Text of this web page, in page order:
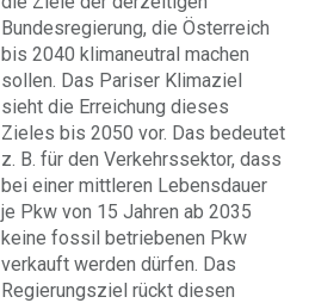
Bundesregierung, die Österreich
bis 2040 klimaneutral machen
sollen. Das Pariser Klimaziel
sieht die Erreichung dieses
Zieles bis 2050 vor. Das bedeutet
z. B. für den Verkehrssektor, dass
bei einer mittleren Lebensdauer
je Pkw von 15 Jahren ab 2035
keine fossil betriebenen Pkw
verkauft werden dürfen. Das
Regierungsziel rückt diesen